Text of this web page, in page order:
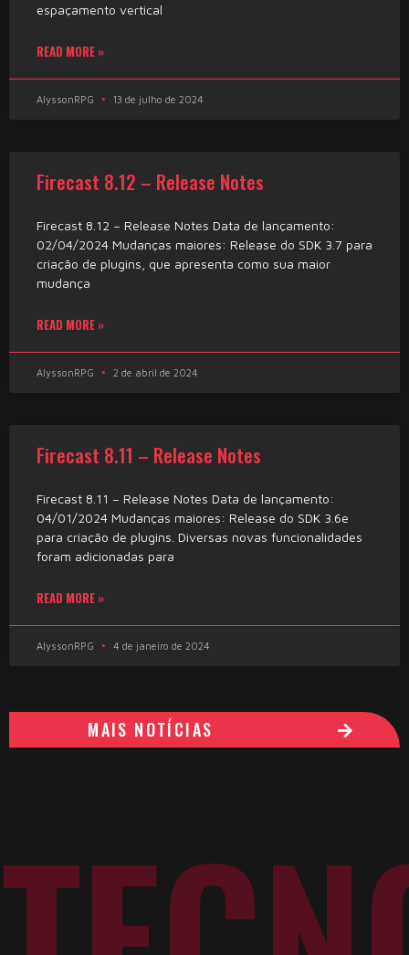
espaçamento vertical
READ MORE »
AlyssonRPG 13 de julho de 2024
Firecast 8.12 – Release Notes
Firecast 8.12 – Release Notes Data de lançamento:
02/04/2024 Mudanças maiores: Release do SDK 3.7 para
criação de plugins, que apresenta como sua maior
mudança
READ MORE »
AlyssonRPG 2 de abril de 2024
Firecast 8.11 – Release Notes
Firecast 8.11 – Release Notes Data de lançamento:
04/01/2024 Mudanças maiores: Release do SDK 3.6e
para criação de plugins. Diversas novas funcionalidades
foram adicionadas para
READ MORE »
AlyssonRPG 4 de janeiro de 2024
MAIS NOTÍCIAS